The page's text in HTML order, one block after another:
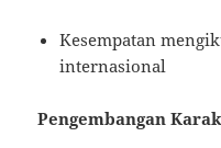
Kesempatan
internasional
Pengembangan